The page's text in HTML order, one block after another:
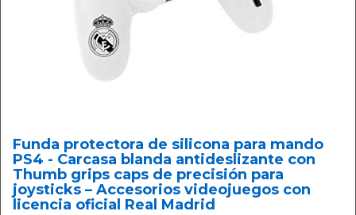
Funda protectora de silicona para mando
PS4 - Carcasa blanda antideslizante con
Thumb grips caps de precisión para
joysticks – Accesorios videojuegos con
licencia oficial Real Madrid